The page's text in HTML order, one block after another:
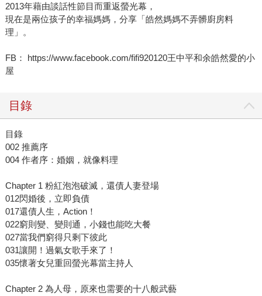
2013年藉由談話性節目而重返螢光幕，
現在是兩位孩子的幸福媽媽，分享「皓然媽媽不弄髒廚房料
理」。
FB： https://www.facebook.com/fifi920120王中平和余皓然愛的小
屋
目錄
目錄
002 推薦序
004 作者序：婚姻，就像料理
Chapter 1 粉紅泡泡破滅，還債人妻登場
012閃婚後，立即負債
017還債人生，Action！
022窮則變、變則通，小錢也能吃大餐
027當我們窮得只剩下彼此
031讓開！過氣女歌手來了！
035懷著女兒重回螢光幕當主持人
Chapter 2 為人母，原來也需要的十八般武藝